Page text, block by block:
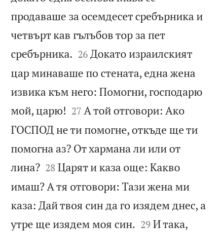
продаваше за осемдесет сребърника и
четвърт кав гълъбов тор за пет
сребърника. 

26 Докато израилският
цар минаваше по стената, една жена
извика към него: Помогни, господарю
мой, царю! 

27 А той отговори: Ако
ГОСПОД не ти помогне, откъде ще ти
помогна аз? От хармана ли или от
лина?
28 Царят и каза още: Какво
имаш? А тя отговори: Тази жена ми
каза: Дай твоя син да го изядем днес, а
утре ще изядем моя син. 

29 И така,